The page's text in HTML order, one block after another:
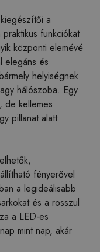
a
funkciókat
központi elemévé
elegáns és
helyiségnek
hálószoba. Egy
de kellemes
pillanat alatt
fényerővel
a legideálisabb
és a rosszul
a LED-es
mint nap, akár